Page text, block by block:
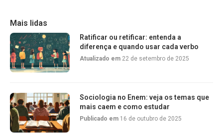
Mais lidas
Ratificar ou retificar: entenda a
diferença e quando usar cada verbo
Atualizado em 22 de setembro de 2025
Sociologia no Enem: veja os temas que
mais caem e como estudar
Publicado em 16 de outubro de 2025